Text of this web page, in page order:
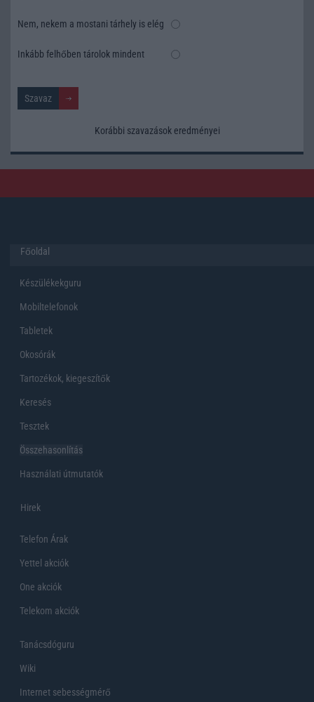
Nem, nekem a mostani tárhely is elég
Inkább felhőben tárolok mindent
Korábbi szavazások eredményei
Főoldal
Készülékekguru
Mobiltelefonok
Tabletek
Okosórák
Tartozékok, kiegeszítők
Keresés
Tesztek
Összehasonlítás
Használati útmutatók
Hirek
Telefon Árak
Yettel akciók
One akciók
Telekom akciók
Tanácsdóguru
Wiki
Internet sebességmérő